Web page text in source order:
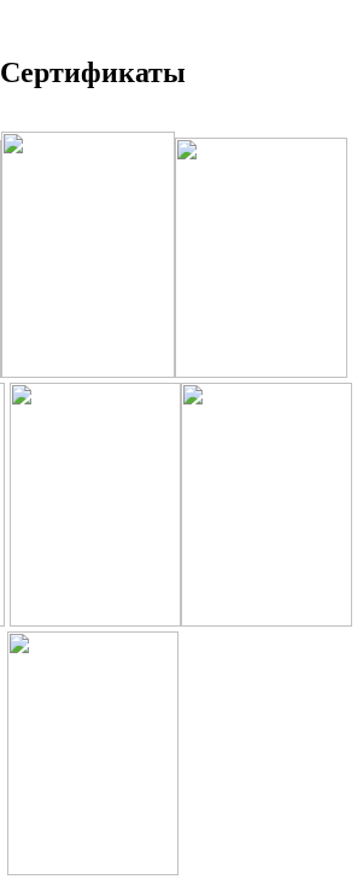
Сертификаты